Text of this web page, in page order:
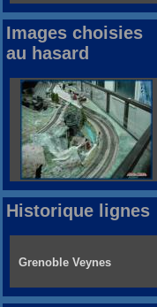
Images choisies
au hasard
Historique lignes
Grenoble Veynes